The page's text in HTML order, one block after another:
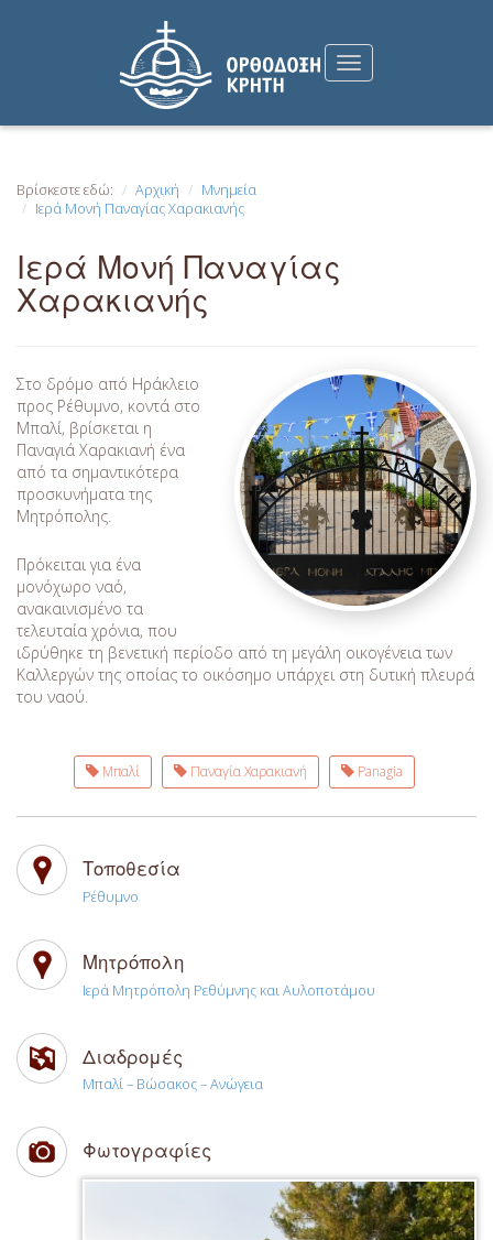
Βρίσκεστε εδώ: Αρχική
Μνημεία
Ιερά Μονή Παναγίας Χαρακιανής
Ιερά Μονή Παναγίας
Χαρακιανής
Στο δρόμο από Ηράκλειο
προς Ρέθυμνο, κοντά στο
Μπαλί, βρίσκεται η
Παναγιά Χαρακιανή ένα
από τα σημαντικότερα
προσκυνήματα της
Μητρόπολης.
Πρόκειται για ένα
μονόχωρο ναό,
ανακαινισμένο τα
τελευταία χρόνια, που
ιδρύθηκε τη βενετική περίοδο από τη μεγάλη οικογένεια των
Καλλεργών της οποίας το οικόσημο υπάρχει στη δυτική πλευρά
του ναού.
Μπαλί Παναγία Χαρακιανή Panagia
Τοποθεσία
Ρέθυμνο
Μητρόπολη
Ιερά Μητρόπολη Ρεθύμνης και Αυλοποτάμου
Διαδρομές
Μπαλί – Βώσακος – Ανώγεια
Φωτογραφίες